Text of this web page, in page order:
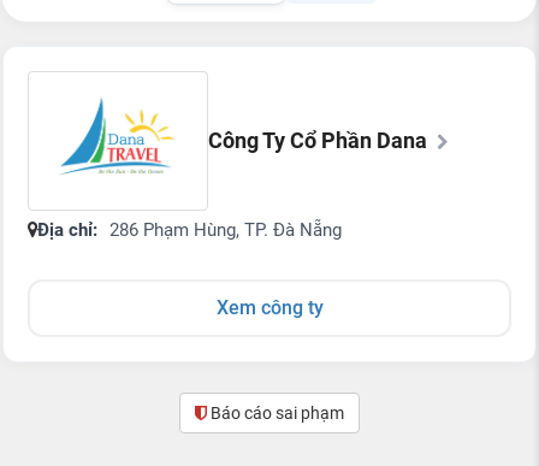
Công Ty Cổ Phần Dana
Địa chỉ: 286 Phạm Hùng, TP. Đà Nẵng
Xem công ty
Báo cáo sai phạm